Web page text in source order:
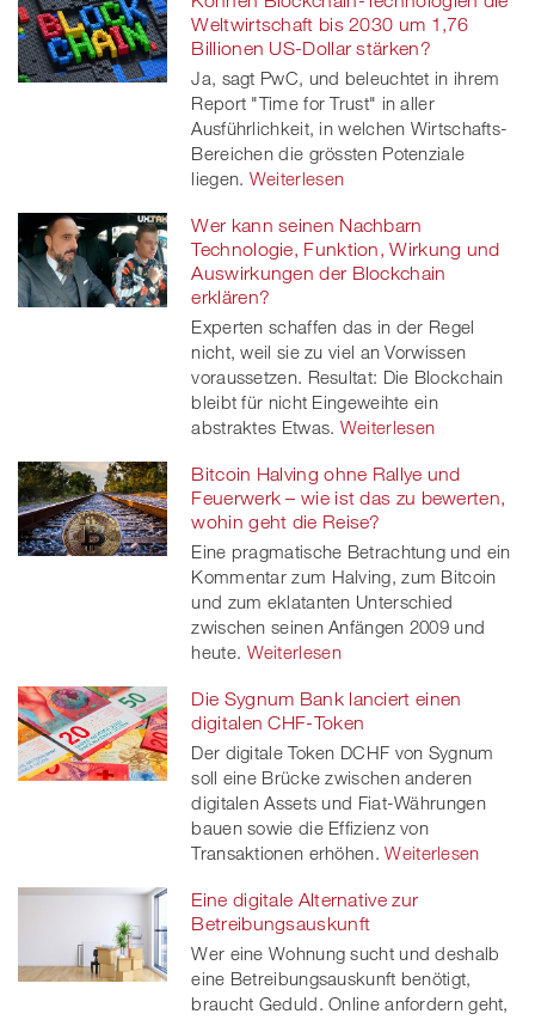
Weltwirtschaft bis 2030 um 1,76
Billionen US-Dollar stärken?
Ja, sagt PwC, und beleuchtet in ihrem
Report "Time for Trust" in aller
Ausführlichkeit, in welchen Wirtschafts-
Bereichen die grössten Potenziale
liegen. Weiterlesen
Wer kann seinen Nachbarn
Technologie, Funktion, Wirkung und
Auswirkungen der Blockchain
erklären?
Experten schaffen das in der Regel
nicht, weil sie zu viel an Vorwissen
voraussetzen. Resultat: Die Blockchain
bleibt für nicht Eingeweihte ein
abstraktes Etwas. Weiterlesen
Bitcoin Halving ohne Rallye und
Feuerwerk – wie ist das zu bewerten,
wohin geht die Reise?
Eine pragmatische Betrachtung und ein
Kommentar zum Halving, zum Bitcoin
und zum eklatanten Unterschied
zwischen seinen Anfängen 2009 und
heute. Weiterlesen
Die Sygnum Bank lanciert einen
digitalen CHF-Token
Der digitale Token DCHF von Sygnum
soll eine Brücke zwischen anderen
digitalen Assets und Fiat-Währungen
bauen sowie die Effizienz von
Transaktionen erhöhen. Weiterlesen
Eine digitale Alternative zur
Betreibungsauskunft
Wer eine Wohnung sucht und deshalb
eine Betreibungsauskunft benötigt,
braucht Geduld. Online anfordern geht,